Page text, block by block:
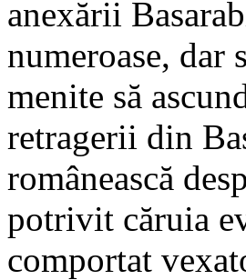
anexării
numeroase,
menite să
retragerii din
românească
potrivit căruia
comportat